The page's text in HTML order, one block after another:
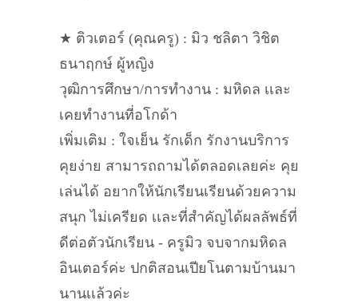
★ ติวเตอร์ (คุณครู) : มิว ชลิตา วิชิต
ธนาฤกษ์ ผู้หญิง
วุฒิการศึกษา/การทำงาน : มหิดล เเละ
เคยทำงานที่อโกด้า
เพิ่มเติม : ใจเย็น รักเด็ก รักงานบริการ
คุยง่าย สามารถถามได้ตลอดเลยค่ะ คุย
เล่นได้ อยากให้นักเรียนเรียนด้วยความ
สนุก ไม่เครียด เเละที่สำคัญได้ผลลัพธ์ที่
ดีต่อตัวนักเรียน - ครูมิว จบจากมหิดล
อินเตอร์ค่ะ ปกติสอนเปียโนตามบ้านมา
นานเเล้วค่ะ